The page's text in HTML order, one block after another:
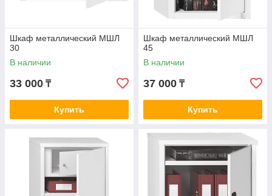
Шкаф металлический МШЛ
30
В наличии
33 000 ₸
Купить
Шкаф металлический МШЛ
45
В наличии
37 000 ₸
Купить